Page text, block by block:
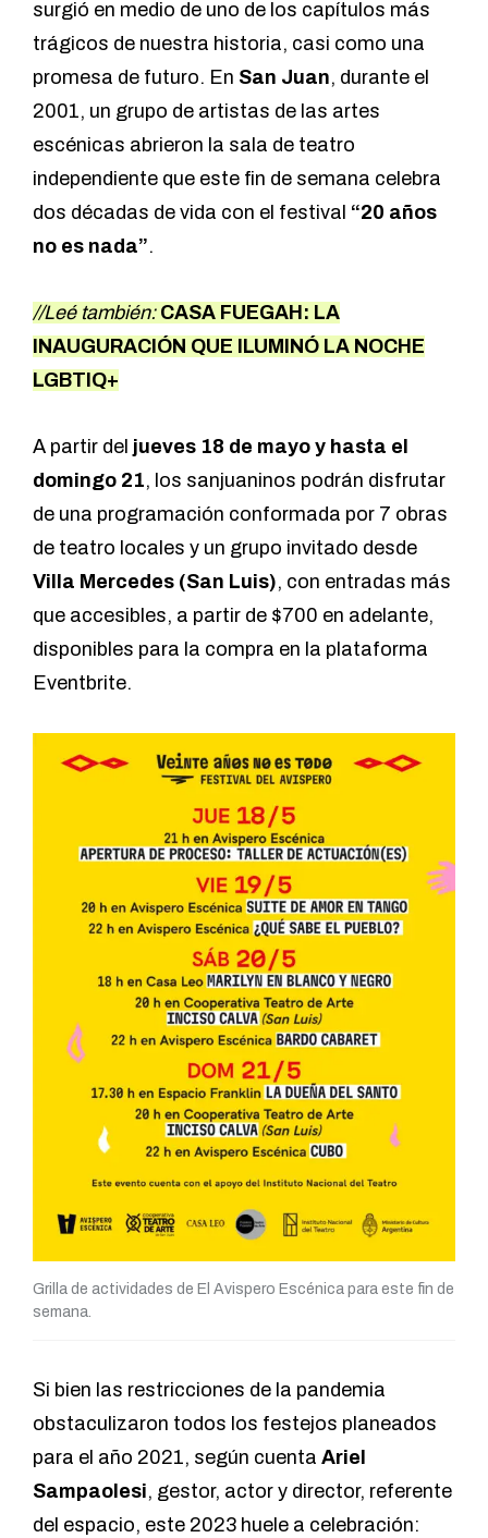
surgió en medio de uno de los capítulos más
trágicos de nuestra historia, casi como una
promesa de futuro. En San Juan, durante el
2001, un grupo de artistas de las artes
escénicas abrieron la sala de teatro
independiente que este fin de semana celebra
dos décadas de vida con el festival “20 años
no es nada”.
//Leé también: CASA FUEGAH: LA
INAUGURACIÓN QUE ILUMINÓ LA NOCHE
LGBTIQ+
A partir del jueves 18 de mayo y hasta el
domingo 21, los sanjuaninos podrán disfrutar
de una programación conformada por 7 obras
de teatro locales y un grupo invitado desde
Villa Mercedes (San Luis), con entradas más
que accesibles, a partir de $700 en adelante,
disponibles para la compra en la plataforma
Eventbrite.
Grilla de actividades de El Avispero Escénica para este fin de
semana.
Si bien las restricciones de la pandemia
obstaculizaron todos los festejos planeados
para el año 2021, según cuenta Ariel
Sampaolesi, gestor, actor y director, referente
del espacio, este 2023 huele a celebración: